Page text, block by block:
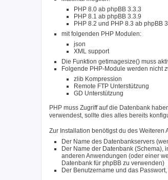
PHP 8.0 ab phpBB 3.3.3
PHP 8.1 ab phpBB 3.3.9
PHP 8.2 und PHP 8.3 ab phpBB
mit folgenden PHP Modulen:
json
XML support
Die Funktion getimagesize() muss
Folgende PHP-Module werden nicht
zlib Kompression
Remote FTP Unterstützung
GD Unterstützung
PHP muss Zugriff auf die Datenbank
verwendest, sollte dies alles bereits
Zur Installation benötigst du des
Der Name des Datenbankservers
Der Name der Datenbank (Schema),
anderen Anwendungen (oder einer
Datenbank für phpBB zu verwenden)
Der Benutzername und das